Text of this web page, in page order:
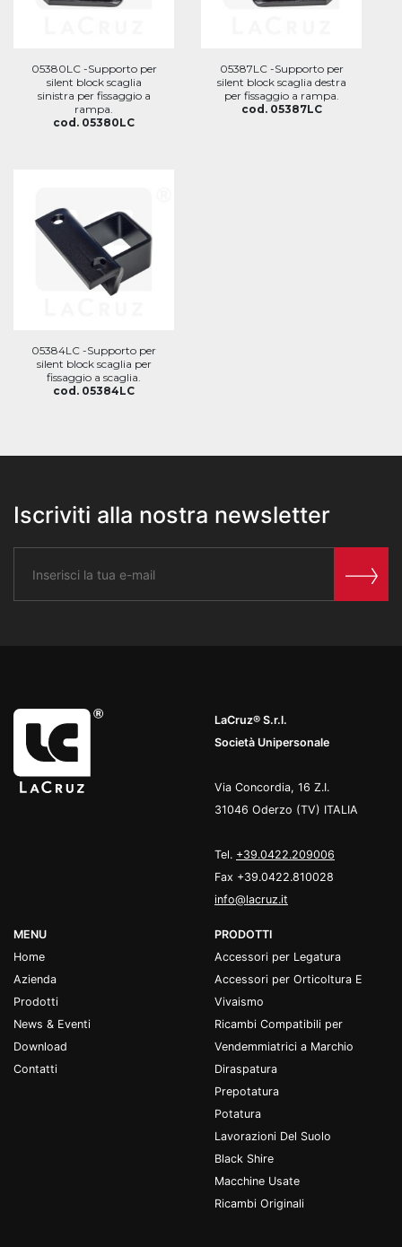
05380LC -Supporto per
silent block scaglia
sinistra per fissaggio a
rampa.
cod. 05380LC
05387LC -Supporto per
silent block scaglia destra
per fissaggio a rampa.
cod. 05387LC
05384LC -Supporto per
silent block scaglia per
fissaggio a scaglia.
cod. 05384LC
Iscriviti alla nostra newsletter
LaCruz® S.r.l.
Società Unipersonale
Via Concordia, 16 Z.I.
31046 Oderzo (TV) ITALIA
Tel. +39.0422.209006
Fax +39.0422.810028
info@lacruz.it
MENU
Home
Azienda
Prodotti
News & Eventi
Download
Contatti
PRODOTTI
Accessori per Legatura
Accessori per Orticoltura E
Vivaismo
Ricambi Compatibili per
Vendemmiatrici a Marchio
Diraspatura
Prepotatura
Potatura
Lavorazioni Del Suolo
Black Shire
Macchine Usate
Ricambi Originali